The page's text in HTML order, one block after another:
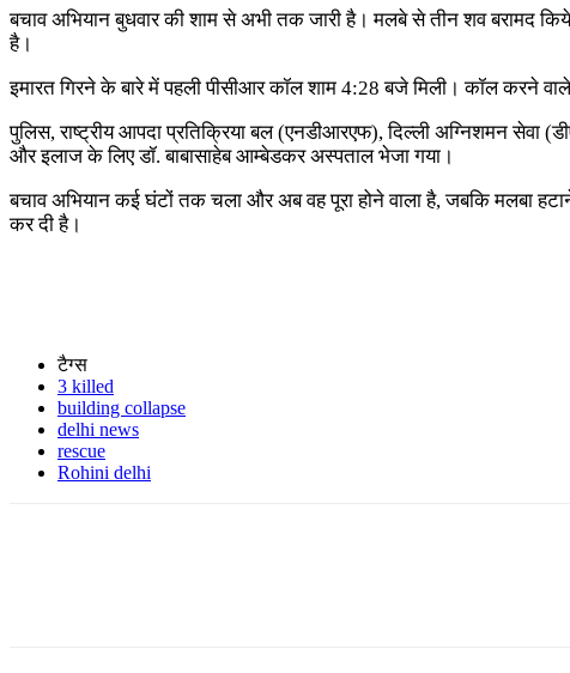
बचाव अभियान बुधवार की शाम से अभी तक जारी है। मलबे से तीन शव बरामद
है।
इमारत गिरने के बारे में पहली पीसीआर कॉल शाम 4:28 बजे मिली। कॉल करने
पुलिस, राष्ट्रीय आपदा प्रतिक्रिया बल (एनडीआरएफ), दिल्ली अग्निशमन सेवा
और इलाज के लिए डॉ. बाबासाहेब आम्बेडकर अस्पताल भेजा गया।
बचाव अभियान कई घंटों तक चला और अब वह पूरा होने वाला है, जबकि मलबा
कर दी है।
टैग्स
3 killed
building collapse
delhi news
rescue
Rohini delhi